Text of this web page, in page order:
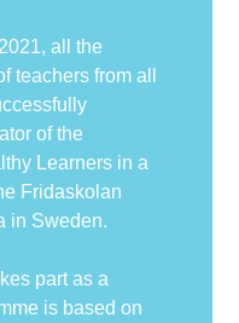
all the
teachers from all
of the
Learners in a
Fridaskolan
in Sweden.
part as a
is based on